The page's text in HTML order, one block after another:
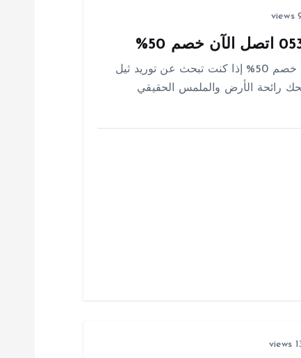
توريد ثيل طبيعي بالدمام 0532942629 اتصل الآن خصم 50% إذا كنت تبحث عن توريد ثيل
رائحة الأرض والملمس الحقيقي